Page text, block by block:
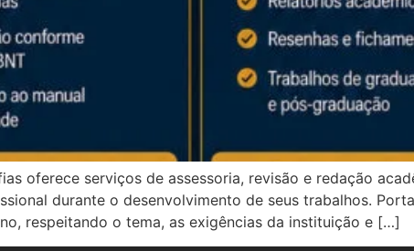
oferece serviços de assessoria, revisão e redação
durante o desenvolvimento de seus trabalhos.
respeitando o tema, as exigências da instituição e […]